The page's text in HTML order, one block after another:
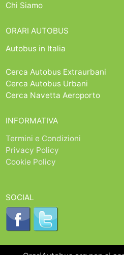
Chi Siamo
ORARI AUTOBUS
Autobus in Italia
Cerca Autobus Extraurbani
Cerca Autobus Urbani
Cerca Navetta Aeroporto
INFORMATIVA
Termini e Condizioni
Privacy Policy
Cookie Policy
SOCIAL